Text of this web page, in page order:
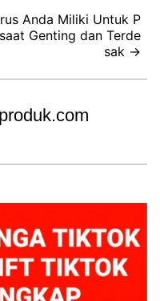
Anda Miliki Untuk P
Genting dan Terde
sak →